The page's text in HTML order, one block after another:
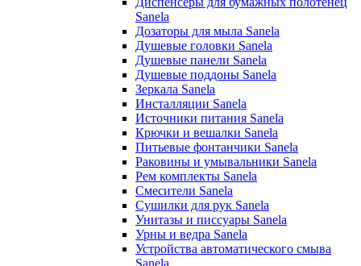
Sanela
Дозаторы для мыла Sanela
Душевые головки Sanela
Душевые панели Sanela
Душевые поддоны Sanela
Зеркала Sanela
Инсталляции Sanela
Источники питания Sanela
Крючки и вешалки Sanela
Питьевые фонтанчики Sanela
Раковины и умывальники Sanela
Рем комплекты Sanela
Смесители Sanela
Сушилки для рук Sanela
Унитазы и писсуары Sanela
Урны и ведра Sanela
Устройства автоматического смыва
Sanela